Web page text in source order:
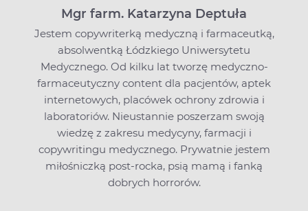
Mgr farm. Katarzyna Deptuła
Jestem copywriterką medyczną i farmaceutką,
absolwentką Łódzkiego Uniwersytetu
Medycznego. Od kilku lat tworzę medyczno-
farmaceutyczny content dla pacjentów, aptek
internetowych, placówek ochrony zdrowia i
laboratoriów. Nieustannie poszerzam swoją
wiedzę z zakresu medycyny, farmacji i
copywritingu medycznego. Prywatnie jestem
miłośniczką post-rocka, psią mamą i fanką
dobrych horrorów.